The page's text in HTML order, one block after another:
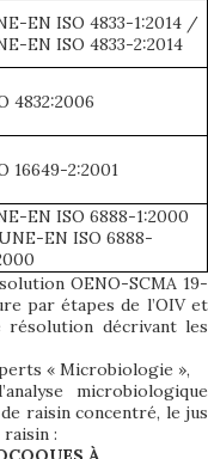
EN ISO 4833-1:2014 /
EN ISO 4833-2:2014
4832:2006
16649-2:2001
EN ISO 6888-1:2000
EN ISO 6888-
OENO-SCMA 19-
par étapes de l’OIV et
décrivant les
« Microbiologie »,
microbiologique
raisin concentré, le jus
: